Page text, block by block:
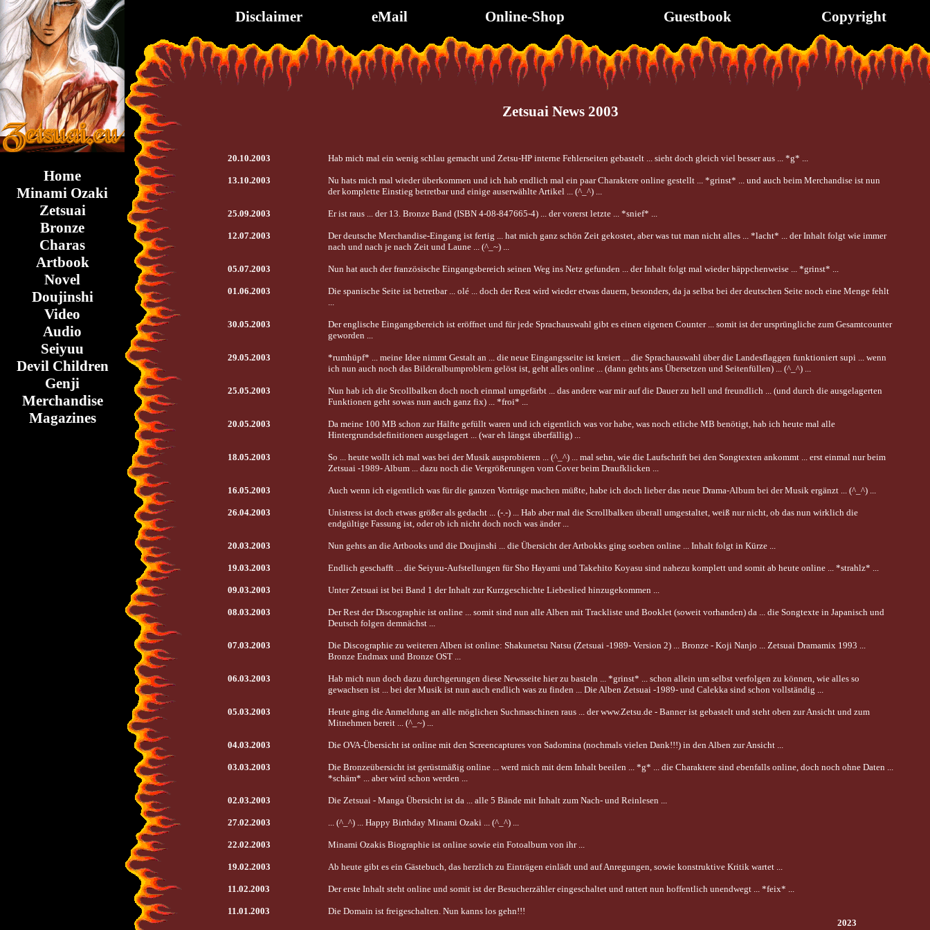
Home
Minami Ozaki
Zetsuai
Bronze
Charas
Artbook
Novel
Doujinshi
Video
Audio
Seiyuu
Devil Children
Genji
Merchandise
Magazines
Disclaimer eMail Online-Shop Guestbook Copyright
2023
Zetsuai News 2003
20.10.2003 Hab mich mal ein wenig schlau gemacht und Zetsu-HP interne Fehlerseiten gebastelt ... sieht doch gleich viel besser aus ... *g* ...
13.10.2003
Nu hats mich mal wieder überkommen und ich hab endlich mal ein paar Charaktere online gestellt ... *grinst* ... und auch beim Merchandise ist nun
der komplette Einstieg betretbar und einige auserwählte Artikel ... (^_^) ...
25.09.2003 Er ist raus ... der 13. Bronze Band (ISBN 4-08-847665-4) ... der vorerst letzte ... *snief* ...
12.07.2003
Der deutsche Merchandise-Eingang ist fertig ... hat mich ganz schön Zeit gekostet, aber was tut man nicht alles ... *lacht* ... der Inhalt folgt wie immer
nach und nach je nach Zeit und Laune ... (^_~) ...
05.07.2003 Nun hat auch der französische Eingangsbereich seinen Weg ins Netz gefunden ... der Inhalt folgt mal wieder häppchenweise ... *grinst* ...
01.06.2003
Die spanische Seite ist betretbar ... olé ... doch der Rest wird wieder etwas dauern, besonders, da ja selbst bei der deutschen Seite noch eine Menge fehlt
30.05.2003
Der englische Eingangsbereich ist eröffnet und für jede Sprachauswahl gibt es einen eigenen Counter ... somit ist der ursprüngliche zum Gesamtcounter
geworden ...
29.05.2003
*rumhüpf* ... meine Idee nimmt Gestalt an ... die neue Eingangsseite ist kreiert ... die Sprachauswahl über die Landesflaggen funktioniert supi ... wenn
ich nun auch noch das Bilderalbumproblem gelöst ist, geht alles online ... (dann gehts ans Übersetzen und Seitenfüllen) ... (^_^) ...
25.05.2003
Nun hab ich die Srcollbalken doch noch einmal umgefärbt ... das andere war mir auf die Dauer zu hell und freundlich ... (und durch die ausgelagerten
Funktionen geht sowas nun auch ganz fix) ... *froi* ...
20.05.2003
Da meine 100 MB schon zur Hälfte gefüllt waren und ich eigentlich was vor habe, was noch etliche MB benötigt, hab ich heute mal alle
Hintergrundsdefinitionen ausgelagert ... (war eh längst überfällig) ...
18.05.2003
So ... heute wollt ich mal was bei der Musik ausprobieren ... (^_^) ... mal sehn, wie die Laufschrift bei den Songtexten ankommt ... erst einmal nur beim
Zetsuai -1989- Album ... dazu noch die Vergrößerungen vom Cover beim Draufklicken ...
16.05.2003 Auch wenn ich eigentlich was für die ganzen Vorträge machen müßte, habe ich doch lieber das neue Drama-Album bei der Musik ergänzt ... (^_^) ...
26.04.2003
Unistress ist doch etwas größer als gedacht ... (-.-) ... Hab aber mal die Scrollbalken überall umgestaltet, weiß nur nicht, ob das nun wirklich die
endgültige Fassung ist, oder ob ich nicht doch noch was änder ...
20.03.2003 Nun gehts an die Artbooks und die Doujinshi ... die Übersicht der Artbokks ging soeben online ... Inhalt folgt in Kürze ...
19.03.2003 Endlich geschafft ... die Seiyuu-Aufstellungen für Sho Hayami und Takehito Koyasu sind nahezu komplett und somit ab heute online ... *strahlz* ...
09.03.2003 Unter Zetsuai ist bei Band 1 der Inhalt zur Kurzgeschichte Liebeslied hinzugekommen ...
08.03.2003
Der Rest der Discographie ist online ... somit sind nun alle Alben mit Trackliste und Booklet (soweit vorhanden) da ... die Songtexte in Japanisch und
Deutsch folgen demnächst ...
07.03.2003
Die Discographie zu weiteren Alben ist online: Shakunetsu Natsu (Zetsuai -1989- Version 2) ... Bronze - Koji Nanjo ... Zetsuai Dramamix 1993 ...
Bronze Endmax und Bronze OST ...
06.03.2003
Hab mich nun doch dazu durchgerungen diese Newsseite hier zu basteln ... *grinst* ... schon allein um selbst verfolgen zu können, wie alles so
gewachsen ist ... bei der Musik ist nun auch endlich was zu finden ... Die Alben Zetsuai -1989- und Calekka sind schon vollständig ...
05.03.2003
Heute ging die Anmeldung an alle möglichen Suchmaschinen raus ... der www.Zetsu.de - Banner ist gebastelt und steht oben zur Ansicht und zum
Mitnehmen bereit ... (^_~) ...
04.03.2003 Die OVA-Übersicht ist online mit den Screencaptures von Sadomina (nochmals vielen Dank!!!) in den Alben zur Ansicht ...
03.03.2003
Die Bronzeübersicht ist gerüstmäßig online ... werd mich mit dem Inhalt beeilen ... *g* ... die Charaktere sind ebenfalls online, doch noch ohne Daten ...
*schäm* ... aber wird schon werden ...
02.03.2003 Die Zetsuai - Manga Übersicht ist da ... alle 5 Bände mit Inhalt zum Nach- und Reinlesen ...
27.02.2003 ... (^_^) ... Happy Birthday Minami Ozaki ... (^_^) ...
22.02.2003 Minami Ozakis Biographie ist online sowie ein Fotoalbum von ihr ...
19.02.2003 Ab heute gibt es ein Gästebuch, das herzlich zu Einträgen einlädt und auf Anregungen, sowie konstruktive Kritik wartet ...
11.02.2003 Der erste Inhalt steht online und somit ist der Besucherzähler eingeschaltet und rattert nun hoffentlich unendwegt ... *feix* ...
11.01.2003 Die Domain ist freigeschalten. Nun kanns los gehn!!!